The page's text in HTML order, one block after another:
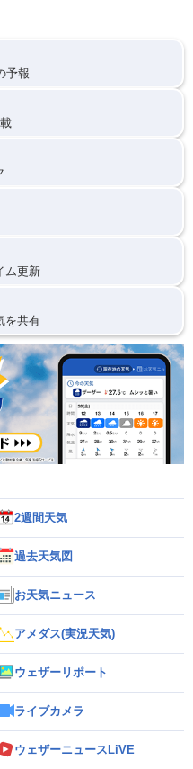
予報
ム更新
を共有
2週間天気
過去天気図
お天気ニュース
アメダス(実況天気)
ウェザーリポート
ライブカメラ
ウェザーニュースLiVE